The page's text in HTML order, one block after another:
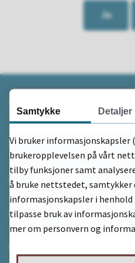
Ja
Send e-post
33 05 95 00
Finn ansatt
Samtykke Detaljer
Vi bruker informasjonskapsler
brukeropplevelsen på vårt
tilby funksjoner samt
å bruke nettstedet, samtykker
informasjonskapsler i
tilpasse bruk av
mer om personvern og